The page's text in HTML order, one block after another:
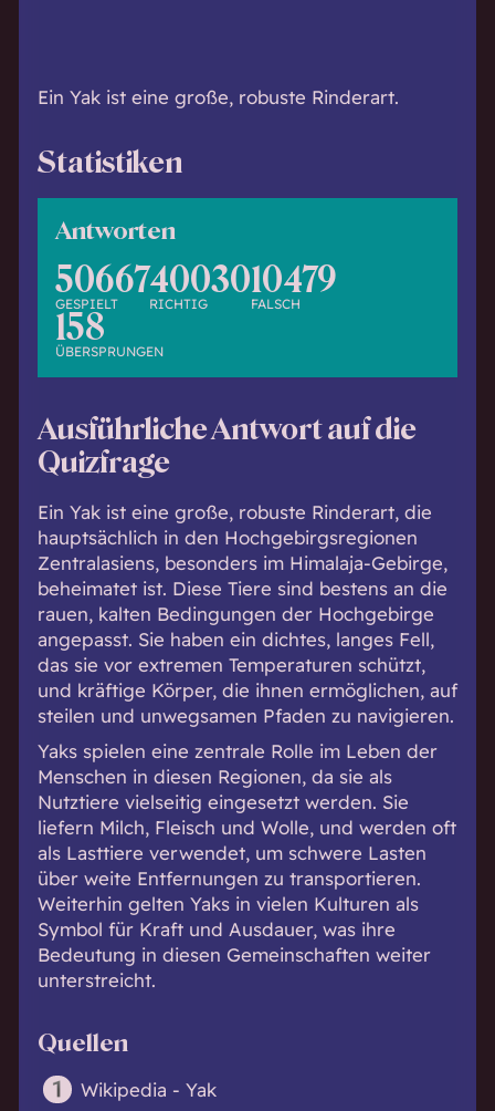
Ein Yak ist eine große, robuste Rinderart.
Statistiken
Antworten
50667
GESPIELT
40030
RICHTIG
10479
FALSCH
158
ÜBERSPRUNGEN
Ausführliche Antwort auf die
Quizfrage
Ein Yak ist eine große, robuste Rinderart, die
hauptsächlich in den Hochgebirgsregionen
Zentralasiens, besonders im Himalaja-Gebirge,
beheimatet ist. Diese Tiere sind bestens an die
rauen, kalten Bedingungen der Hochgebirge
angepasst. Sie haben ein dichtes, langes Fell,
das sie vor extremen Temperaturen schützt,
und kräftige Körper, die ihnen ermöglichen, auf
steilen und unwegsamen Pfaden zu navigieren.
Yaks spielen eine zentrale Rolle im Leben der
Menschen in diesen Regionen, da sie als
Nutztiere vielseitig eingesetzt werden. Sie
liefern Milch, Fleisch und Wolle, und werden oft
als Lasttiere verwendet, um schwere Lasten
über weite Entfernungen zu transportieren.
Weiterhin gelten Yaks in vielen Kulturen als
Symbol für Kraft und Ausdauer, was ihre
Bedeutung in diesen Gemeinschaften weiter
unterstreicht.
Quellen
Wikipedia - Yak